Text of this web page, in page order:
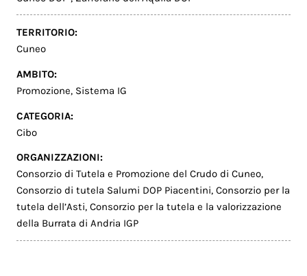
TERRITORIO:
Cuneo
AMBITO:
Promozione, Sistema IG
CATEGORIA:
Cibo
ORGANIZZAZIONI:
Consorzio di Tutela e Promozione del Crudo di Cuneo,
Consorzio di tutela Salumi DOP Piacentini,Consorzio per la
tutela dell’Asti,Consorzio per la tutela e la valorizzazione
della Burrata di Andria IGP